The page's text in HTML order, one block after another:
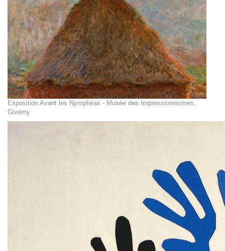
Exposition Avant les Nymphéas - Musée des Impressionnismes,
Giverny